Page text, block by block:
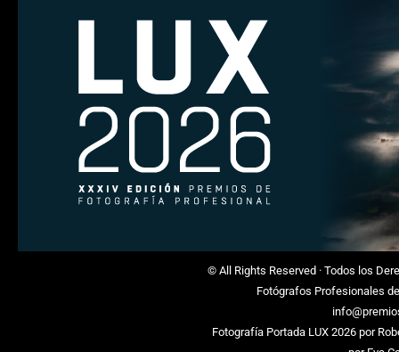
© All Rights Reserved · Todos los
Fotógrafos Profesionales
Fotografía Portada LUX 2026 por